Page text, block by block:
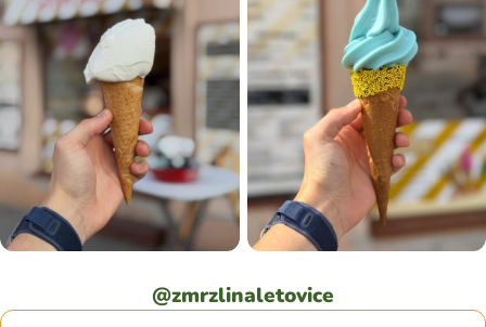
@zmrzlinaletovice